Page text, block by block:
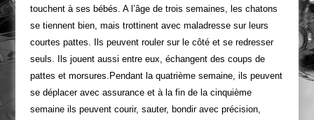
touchent à ses bébés. A l’âge de trois semaines, les chatons
se tiennent bien, mais trottinent avec maladresse sur leurs
courtes pattes. Ils peuvent rouler sur le côté et se redresser
seuls. Ils jouent aussi entre eux, échangent des coups de
pattes et morsures.Pendant la quatrième semaine, ils peuvent
se déplacer avec assurance et à la fin de la cinquième
semaine ils peuvent courir, sauter, bondir avec précision,